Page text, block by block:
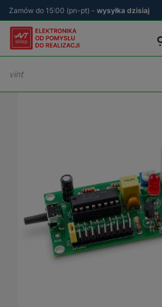
Zamów do 15:00 (pn-pt) - wysyłka dzisiaj